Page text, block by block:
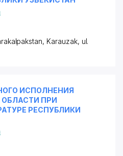
Karauzak, ul.
ИСПОЛНЕНИЯ
ПРИ
РЕСПУБЛИКИ